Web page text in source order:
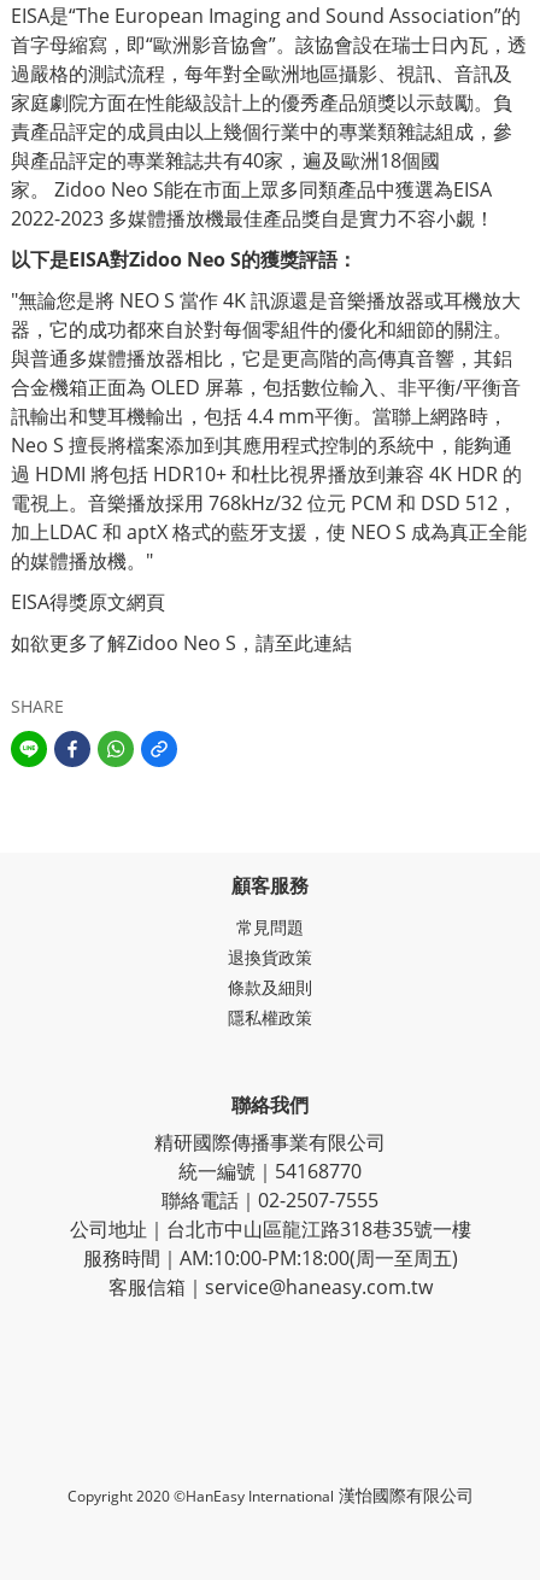
EISA是“The European Imaging and Sound Association”的
首字母縮寫，即“歐洲影音協會”。該協會設在瑞士日內瓦，透
過嚴格的測試流程，每年對全歐洲地區攝影、視訊、音訊及
家庭劇院方面在性能級設計上的優秀產品頒獎以示鼓勵。負
責產品評定的成員由以上幾個行業中的專業類雜誌組成，參
與產品評定的專業雜誌共有40家，遍及歐洲18個國
家。 Zidoo Neo S能在市面上眾多同類產品中獲選為EISA
2022-2023 多媒體播放機最佳產品獎自是實力不容小覷！
以下是EISA對Zidoo Neo S的獲獎評語：
"無論您是將 NEO S 當作 4K 訊源還是音樂播放器或耳機放大
器，它的成功都來自於對每個零組件的優化和細節的關注。
與普通多媒體播放器相比，它是更高階的高傳真音響，其鋁
合金機箱正面為 OLED 屏幕，包括數位輸入、非平衡/平衡音
訊輸出和雙耳機輸出，包括 4.4 mm平衡。當聯上網路時，
Neo S 擅長將檔案添加到其應用程式控制的系統中，能夠通
過 HDMI 將包括 HDR10+ 和杜比視界播放到兼容 4K HDR 的
電視上。音樂播放採用 768kHz/32 位元 PCM 和 DSD 512，
加上LDAC 和 aptX 格式的藍牙支援，使 NEO S 成為真正全能
的媒體播放機。"
EISA得獎原文網頁
如欲更多了解Zidoo Neo S，請至此連結
SHARE
顧客服務
常見問題
退換貨政策
條款及細則
隱私權政策
聯絡我們
精研國際傳播事業有限公司
統一編號｜54168770
聯絡電話｜02-2507-7555
公司地址｜台北市中山區龍江路318巷35號一樓
服務時間｜AM:10:00-PM:18:00(周一至周五)
客服信箱｜service@haneasy.com.tw
Copyright 2020 ©HanEasy International 漢怡國際有限公司